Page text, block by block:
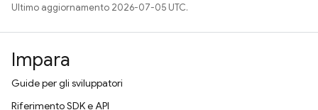
Ultimo aggiornamento 2026-07-05 UTC.
Impara
Guide per gli sviluppatori
Riferimento SDK e API